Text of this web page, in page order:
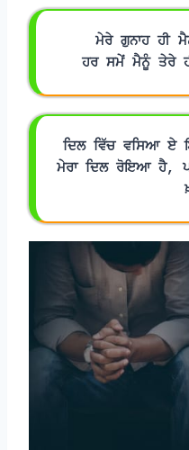
ਮੇਰੇ ਗੁਨਾਹ ਹੀ
ਹਰ ਸਮੇਂ ਮੈਨੂੰ ਤੇਰੇ
ਦਿਲ ਵਿੱਚ ਵਸਿਆ ਏ
ਮੇਰਾ ਦਿਲ ਰੋਇਆ ਹੈ,